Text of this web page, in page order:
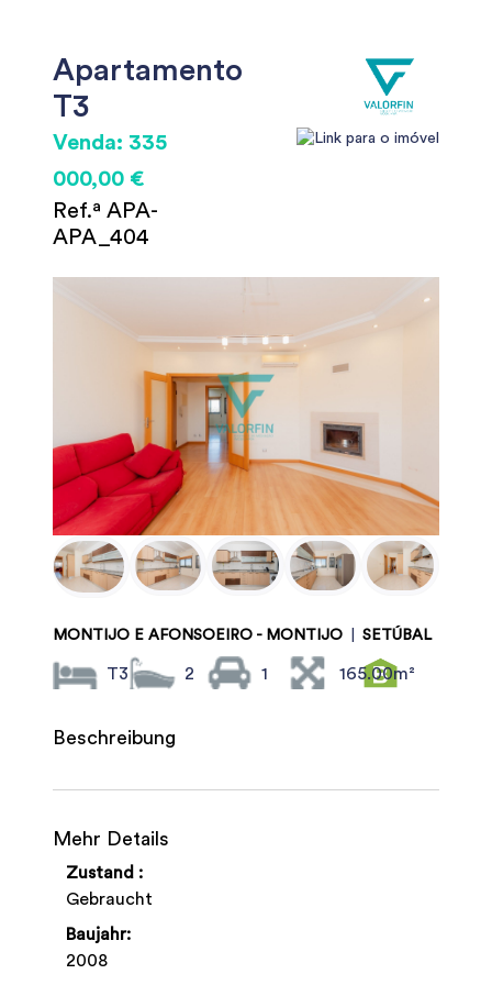
Apartamento
T3
Venda: 335
000,00 €
Ref.ª APA-
APA_404
MONTIJO E AFONSOEIRO - MONTIJO SETÚBAL
T3 2 1 165.00m²
Beschreibung
Mehr Details
Zustand :
Gebraucht
Baujahr:
2008